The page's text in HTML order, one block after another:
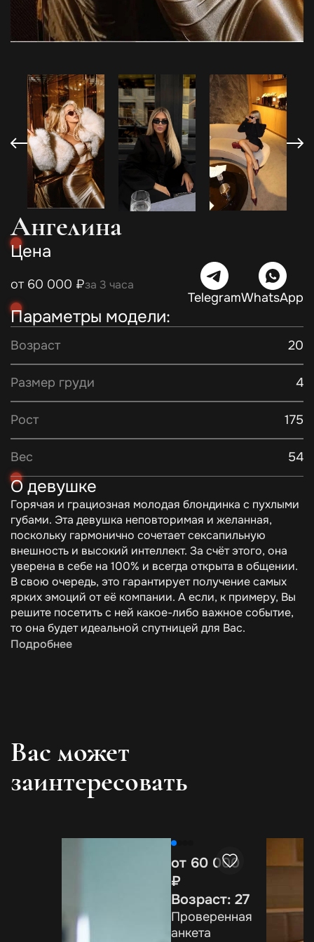
Ангелина
Цена
от 60 000 ₽за 3 часа
TelegramWhatsApp
Параметры модели:
Возраст 20
Размер груди 4
Рост 175
Вес 54
О девушке
Горячая и грациозная молодая блондинка с пухлыми
губами. Эта девушка неповторимая и желанная,
поскольку гармонично сочетает сексапильную
внешность и высокий интеллект. За счёт этого, она
уверена в себе на 100% и всегда открыта в общении.
В свою очередь, это гарантирует получение самых
ярких эмоций от её компании. А если, к примеру, Вы
решите посетить с ней какое-либо важное событие,
то она будет идеальной спутницей для Вас.
Подробнее
Вас может
заинтересовать
от 60 000
₽
Возраст: 27
Проверенная
анкета